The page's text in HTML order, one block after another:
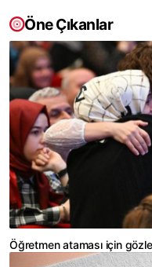
Öne Çıkanlar
Öğretmen ataması için